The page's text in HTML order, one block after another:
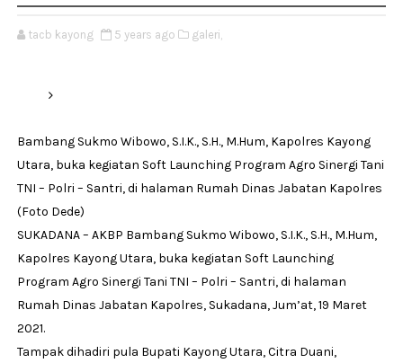
tacb kayong 5 years ago galeri,
Bambang Sukmo Wibowo, S.I.K., S.H., M.Hum, Kapolres Kayong
Utara, buka kegiatan Soft Launching Program Agro Sinergi Tani
TNI – Polri – Santri, di halaman Rumah Dinas Jabatan Kapolres
(Foto Dede)
SUKADANA – AKBP Bambang Sukmo Wibowo, S.I.K., S.H., M.Hum,
Kapolres Kayong Utara, buka kegiatan Soft Launching
Program Agro Sinergi Tani TNI – Polri – Santri, di halaman
Rumah Dinas Jabatan Kapolres, Sukadana, Jum’at, 19 Maret
2021.
Tampak dihadiri pula Bupati Kayong Utara, Citra Duani,